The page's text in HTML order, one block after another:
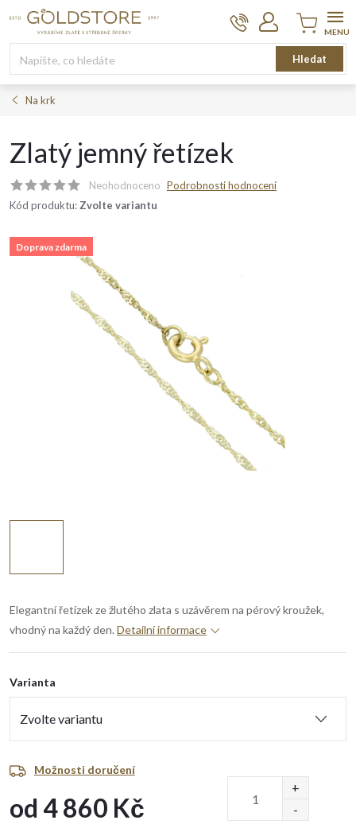
Hledat
Nákupní
košík
Na krk
Zlatý jemný řetízek
Neohodnoceno Podrobnosti hodnocení
Kód produktu: Zvolte variantu
Doprava zdarma
Elegantní řetízek ze žlutého zlata s uzávěrem na pérový kroužek,
vhodný na každý den. Detailní informace
Varianta
Možnosti doručení
od 4 860 Kč